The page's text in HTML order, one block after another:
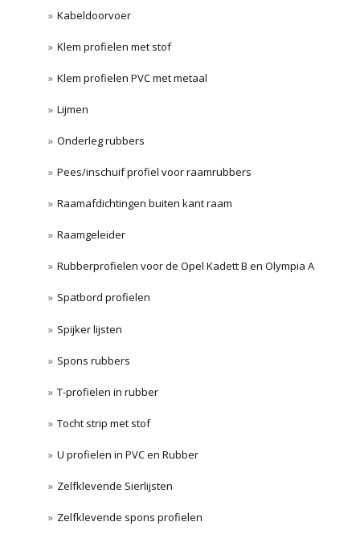
Kabeldoorvoer
Klem profielen met stof
Klem profielen PVC met metaal
Lijmen
Onderleg rubbers
Pees/inschuif profiel voor raamrubbers
Raamafdichtingen buiten kant raam
Raamgeleider
Rubberprofielen voor de Opel Kadett B en Olympia A
Spatbord profielen
Spijker lijsten
Spons rubbers
T-profielen in rubber
Tocht strip met stof
U profielen in PVC en Rubber
Zelfklevende Sierlijsten
Zelfklevende spons profielen